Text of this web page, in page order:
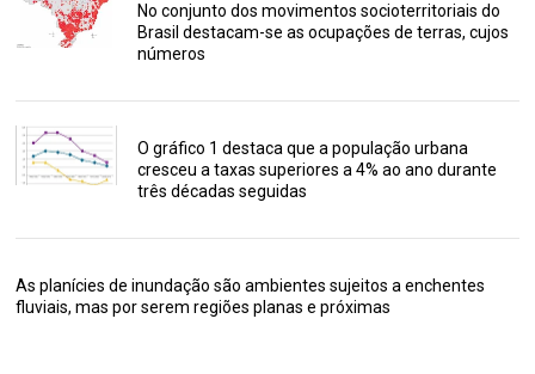
No conjunto dos movimentos socioterritoriais do
Brasil destacam-se as ocupações de terras, cujos
números
O gráfico 1 destaca que a população urbana
cresceu a taxas superiores a 4% ao ano durante
três décadas seguidas
As planícies de inundação são ambientes sujeitos a enchentes
fluviais, mas por serem regiões planas e próximas